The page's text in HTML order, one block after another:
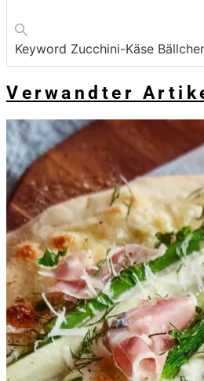
Keyword Zucchini-Käse
Verwandter